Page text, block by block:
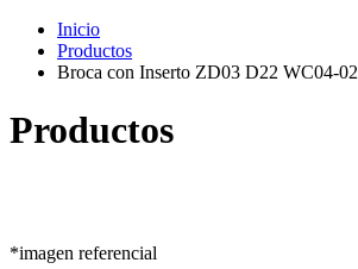
Inicio
Productos
Broca con Inserto ZD03 D22 WC04-02
Productos
*imagen referencial